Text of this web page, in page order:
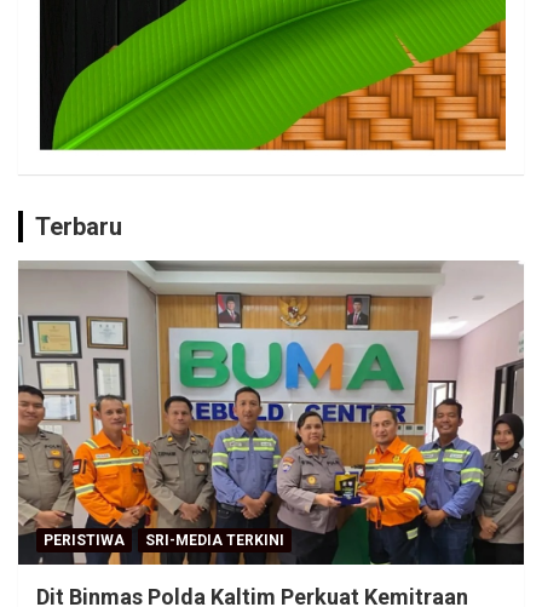
Terbaru
PERISTIWA SRI-MEDIA TERKINI
Dit Binmas Polda Kaltim Perkuat Kemitraan